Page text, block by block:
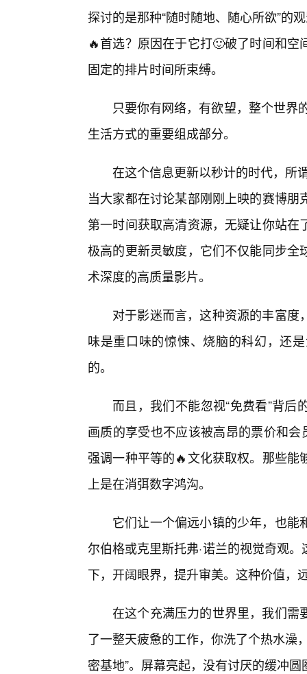
探讨的是那种“随时随地、随心所欲”的
🔥首选？原因在于它打🙂破了时间和
固定的排片时间所束缚。
只要你有网络，有欲望，整个世界
生活方式的重要组成部分。
在这个信息更新以秒计的时代，所
当大家都在讨论某部刚刚上映的赛博
第一时间获取高清资源，无疑让你站
极高的更新灵敏度，它们不仅能同步
术深度的高质量影片。
对于影迷而言，这种资源的丰富
味是重口味的惊悚、烧脑的科幻，还
的。
而且，我们不能忽视“免费看”背
画质的享受也不应该被高昂的票价和
强调一种平等的🔥文化获取权。那些
上是在消弭数字鸿沟。
它们让一个偏远小镇的少年，也
尔伯格或克里斯托弗·诺兰的视觉奇观
下，开阔眼界，提升审美。这种价值，
在这个充满压力的世界里，我们需
了一整天疲惫的工作，你洗了个热水澡
密基地”。屏幕亮起，没有讨厌的缓冲